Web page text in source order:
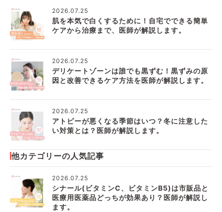
2026.07.25
肌を本気で白くするために！自宅でできる簡単
ケアから治療まで、医師が解説します。
2026.07.25
デリケートゾーンは誰でも黒ずむ！黒ずみの原
因と改善できるケア方法を医師が解説します。
2026.07.25
アトピーが悪くなる季節はいつ？冬に注意した
い対策とは？医師が解説します。
他カテゴリーの人気記事
2026.07.25
シナール(ビタミンC、ビタミンB5)は市販品と
医療用医薬品どっちが効果あり？医師が解説し
ます。